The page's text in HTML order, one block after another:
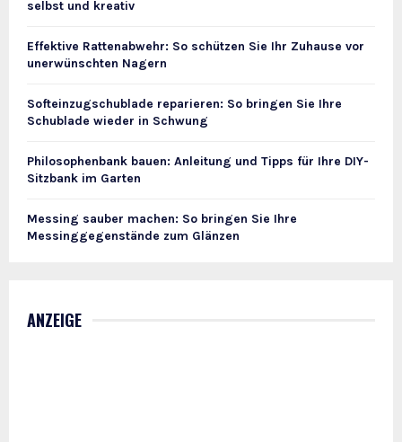
selbst und kreativ
Effektive Rattenabwehr: So schützen Sie Ihr Zuhause vor
unerwünschten Nagern
Softeinzugschublade reparieren: So bringen Sie Ihre
Schublade wieder in Schwung
Philosophenbank bauen: Anleitung und Tipps für Ihre DIY-
Sitzbank im Garten
Messing sauber machen: So bringen Sie Ihre
Messinggegenstände zum Glänzen
ANZEIGE